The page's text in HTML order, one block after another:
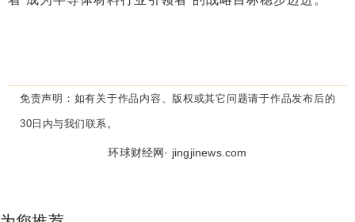
免责声明： 如有关于作品内容、版权或其它问题请于作品发布后的
30日内与我们联系。
环球财经网· jingjinews.com